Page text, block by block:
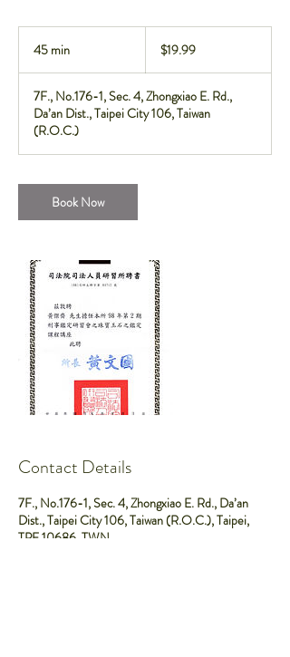
45 min
i
n
$19.99
7F., No.176-1, Sec. 4, Zhongxiao E. Rd.,
Da’an Dist., Taipei City 106, Taiwan
(R.O.C.)
Book Now
Contact Details
7F., No.176-1, Sec. 4, Zhongxiao E. Rd., Da’an
Dist., Taipei City 106, Taiwan (R.O.C.), Taipei,
TPE 10686, TWN